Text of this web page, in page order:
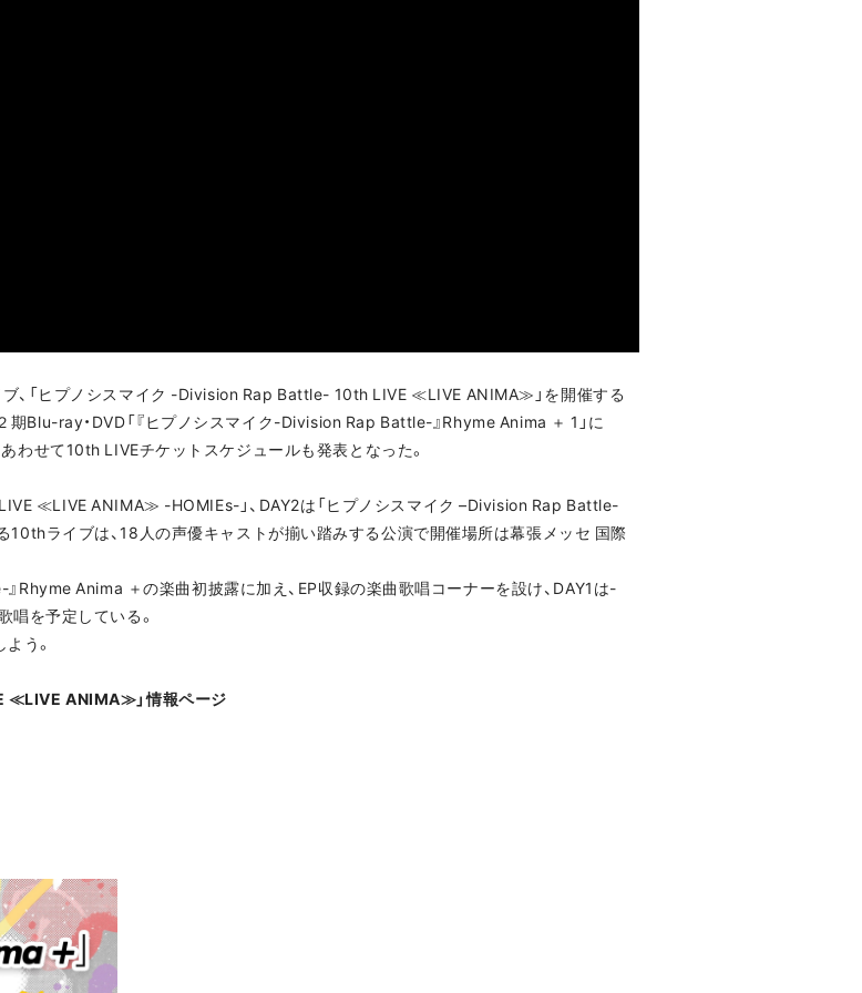
ブ、「ヒプノシスマイク -Division Rap Battle- 10th LIVE ≪LIVE ANIMA≫」を開催する
Blu-ray・DVD「『ヒプノシスマイク-Division Rap Battle-』Rhyme Anima ＋ 1」に
わせて10th LIVEチケットスケジュールも発表となった。
≪LIVE ANIMA≫ -HOMIEs-」、DAY2は「ヒプノシスマイク –Division Rap Battle-
ライブは、18人の声優キャストが揃い踏みする公演で開催場所は幕張メッセ 国際
Anima ＋の楽曲初披露に加え、EP収録の楽曲歌唱コーナーを設け、DAY1は-
を予定している。
う。
ANIMA≫」情報ページ